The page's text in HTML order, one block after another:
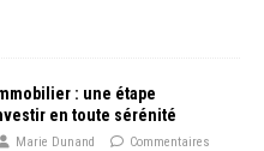
: une étape
en toute sérénité
Marie Dunand
Commentaires